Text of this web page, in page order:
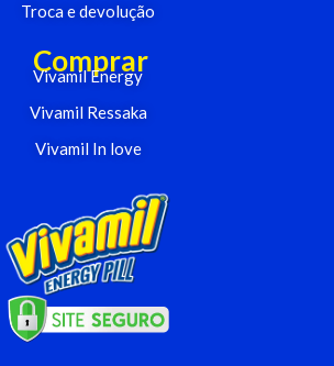
Troca e devolução
Comprar
Vivamil Energy
Vivamil Ressaka
Vivamil In love